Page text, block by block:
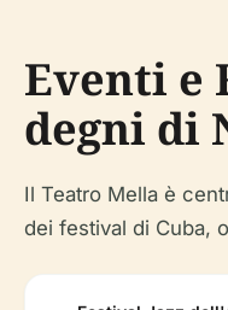
Eventi e
degni di
Il Teatro Mella è
dei festival di Cuba,